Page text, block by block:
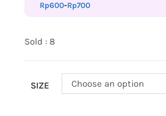
Rp600-Rp700
Sold : 8
SIZE Choose an option